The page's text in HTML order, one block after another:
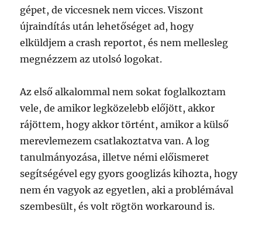
gépet, de viccesnek nem vicces. Viszont
újraindítás után lehetőséget ad, hogy
elküldjem a crash reportot, és nem mellesleg
megnézzem az utolsó logokat.
Az első alkalommal nem sokat foglalkoztam
vele, de amikor legközelebb előjött, akkor
rájöttem, hogy akkor történt, amikor a külső
merevlemezem csatlakoztatva van. A log
tanulmányozása, illetve némi előismeret
segítségével egy gyors googlizás kihozta, hogy
nem én vagyok az egyetlen, aki a problémával
szembesült, és volt rögtön workaround is.